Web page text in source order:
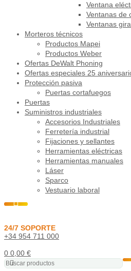
Ventana
Ventanas de
Ventanas
Morteros técnicos
Productos Mapei
Productos Weber
Ofertas DeWalt Phoning
Ofertas especiales 25
Protección pasiva
Puertas cortafuegos
Puertas
Suministros industriales
Accesorios Industriales
Ferretería industrial
Fijaciones y sellantes
Herramientas eléctricas
Herramientas manuales
Láser
Sparco
Vestuario laboral
24/7 SOPORTE
+34 954 711 000
0 0,00 €